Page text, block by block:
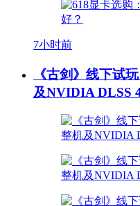
7小时前
《古剑》线下试
及NVIDIA DLSS